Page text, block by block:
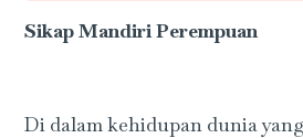
Sikap Mandiri Perempuan
Di dalam kehidupan dunia